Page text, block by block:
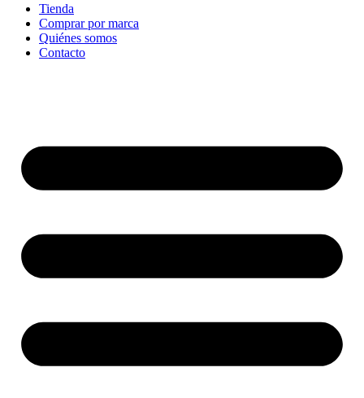
Tienda
Comprar por marca
Quiénes somos
Contacto